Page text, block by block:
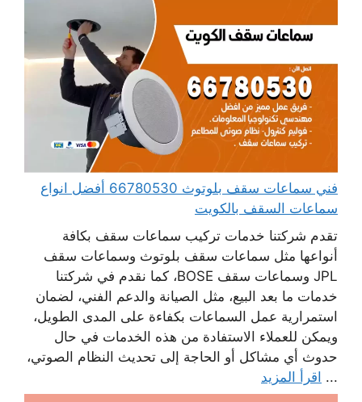
فني سماعات سقف بلوتوث 66780530 أفضل انواع
سماعات السقف بالكويت
تقدم شركتنا خدمات تركيب سماعات سقف بكافة
أنواعها مثل سماعات سقف بلوتوث وسماعات سقف
JPL وسماعات سقف BOSE، كما نقدم في شركتنا
خدمات ما بعد البيع، مثل الصيانة والدعم الفني، لضمان
استمرارية عمل السماعات بكفاءة على المدى الطويل،
ويمكن للعملاء الاستفادة من هذه الخدمات في حال
حدوث أي مشاكل أو الحاجة إلى تحديث النظام الصوتي،
... اقرأ المزيد